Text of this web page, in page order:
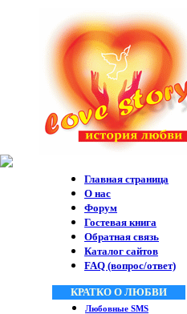
Главная страница
О нас
Форум
Гостевая книга
Обратная связь
Каталог сайтов
FAQ (вопрос/ответ)
КРАТКО О ЛЮБВИ
Любовные SMS